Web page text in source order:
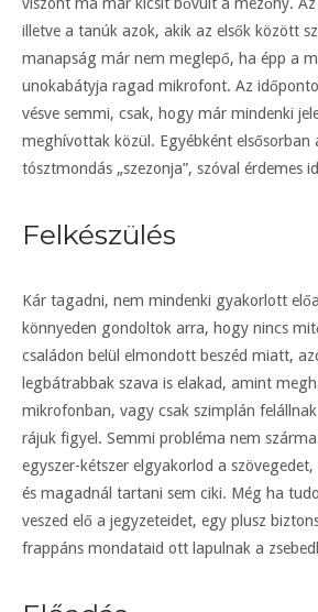
illetve a tanúk azok, akik az elsők között
manapság már nem meglepő, ha épp a
unokabátyja ragad mikrofont. Az
vésve semmi, csak, hogy már mindenki
meghívottak közül. Egyébként elsősorban
tósztmondás „szezonja”, szóval érdemes
Felkészülés
Kár tagadni, nem mindenki gyakorlott
könnyeden gondoltok arra, hogy nincs
családon belül elmondott beszéd miatt,
legbátrabbak szava is elakad, amint
mikrofonban, vagy csak szimplán
rájuk figyel. Semmi probléma nem
egyszer-kétszer elgyakorlod a
és magadnál tartani sem ciki. Még ha
veszed elő a jegyzeteidet, egy plusz
frappáns mondataid ott lapulnak a